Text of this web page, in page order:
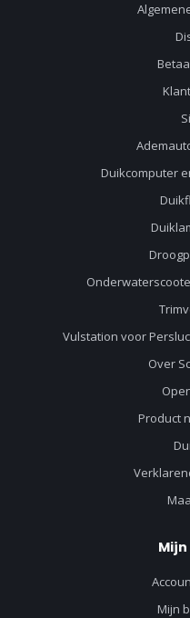
Duikcomputer
Vulstation voor
Over
Product
Mijn